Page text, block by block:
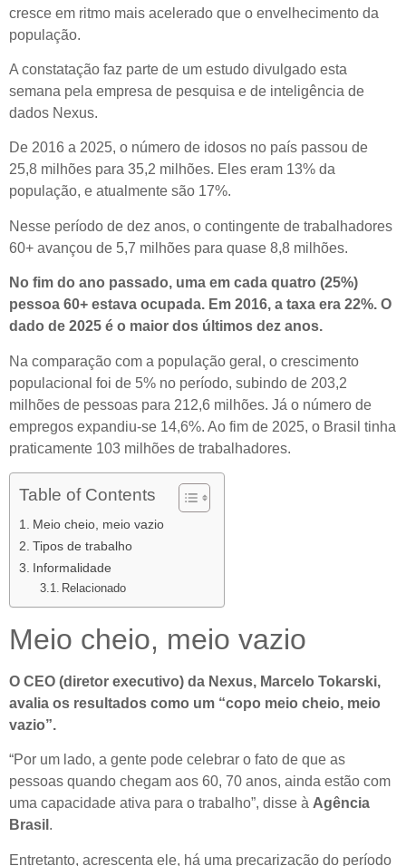
cresce em ritmo mais acelerado que o envelhecimento da
população.
A constatação faz parte de um estudo divulgado esta
semana pela empresa de pesquisa e de inteligência de
dados Nexus.
De 2016 a 2025, o número de idosos no país passou de
25,8 milhões para 35,2 milhões. Eles eram 13% da
população, e atualmente são 17%.
Nesse período de dez anos, o contingente de trabalhadores
60+ avançou de 5,7 milhões para quase 8,8 milhões.
No fim do ano passado, uma em cada quatro (25%)
pessoa 60+ estava ocupada. Em 2016, a taxa era 22%. O
dado de 2025 é o maior dos últimos dez anos.
Na comparação com a população geral, o crescimento
populacional foi de 5% no período, subindo de 203,2
milhões de pessoas para 212,6 milhões. Já o número de
empregos expandiu-se 14,6%. Ao fim de 2025, o Brasil tinha
praticamente 103 milhões de trabalhadores.
Table of Contents
Meio cheio, meio vazio
Tipos de trabalho
Informalidade
Relacionado
Meio cheio, meio vazio
O CEO (diretor executivo) da Nexus, Marcelo Tokarski,
avalia os resultados como um “copo meio cheio, meio
vazio”.
“Por um lado, a gente pode celebrar o fato de que as
pessoas quando chegam aos 60, 70 anos, ainda estão com
uma capacidade ativa para o trabalho”, disse à Agência
Brasil .
Entretanto, acrescenta ele, há uma precarização do período